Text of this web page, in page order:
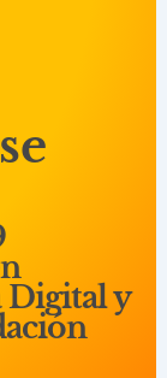
Digital y